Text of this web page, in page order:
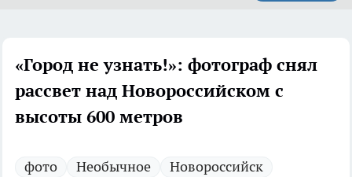
«Город не узнать!»: фотограф снял
рассвет над Новороссийском с
высоты 600 метров
фото Необычное Новороссийск